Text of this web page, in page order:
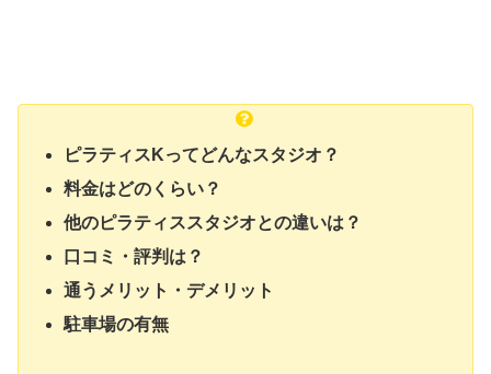
ピラティスKってどんなスタジオ？
料金はどのくらい？
他のピラティススタジオとの違いは？
口コミ・評判は？
通うメリット・デメリット
駐車場の有無